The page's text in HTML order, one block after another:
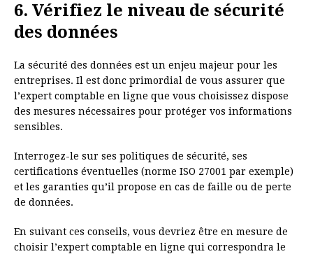
6. Vérifiez le niveau de sécurité
des données
La sécurité des données est un enjeu majeur pour les
entreprises. Il est donc primordial de vous assurer que
l’expert comptable en ligne que vous choisissez dispose
des mesures nécessaires pour protéger vos informations
sensibles.
Interrogez-le sur ses politiques de sécurité, ses
certifications éventuelles (norme ISO 27001 par exemple)
et les garanties qu’il propose en cas de faille ou de perte
de données.
En suivant ces conseils, vous devriez être en mesure de
choisir l’expert comptable en ligne qui correspondra le